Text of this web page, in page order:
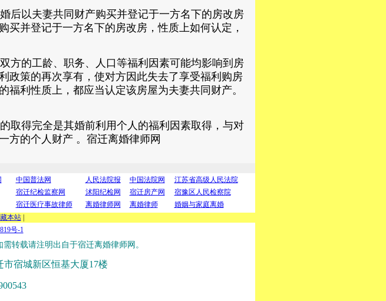
后以夫妻共同财产购买并登记于一方名下的房改房
并登记于一方名下的房改房，性质上如何认定，
方的工龄、职务、人口等福利因素可能均影响到房
政策的再次享有，使对方因此失去了享受福利购房
利性质上，都应当认定该房屋为夫妻共同财产。
取得完全是其婚前利用个人的福利因素取得，与对
方的个人财产 。宿迁离婚律师网
中国普法网 人民法院报 中国法院网
江苏省高级人民法院
宿迁纪检监察网 沭阳纪检网 宿迁房产网
宿豫区人民检察院
宿迁医疗事故律师 离婚律师网 离婚律师
婚姻与家庭离婚
本站|
号-1
转载请注明出自于宿迁离婚律师网。
市宿城新区恒基大厦17楼